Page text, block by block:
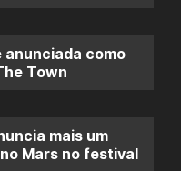
anunciada como
Town
mais um
Mars no festival